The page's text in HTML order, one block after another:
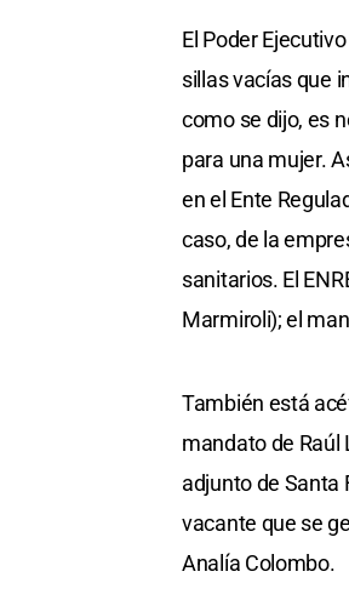
El Poder
sillas vacías que
como se dijo, es
para una mujer.
en el Ente
caso, de la
sanitarios. El
Marmiroli); el
También está
mandato de Raúl
adjunto de Santa
vacante que se
Analía Colombo.